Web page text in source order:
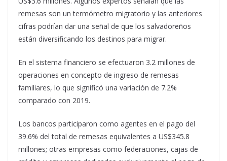
remesas son un termómetro migratorio y las anteriores
cifras podrían dar una señal de que los salvadoreños
están diversificando los destinos para migrar.
En el sistema financiero se efectuaron 3.2 millones de
operaciones en concepto de ingreso de remesas
familiares, lo que significó una variación de 7.2%
comparado con 2019.
Los bancos participaron como agentes en el pago del
39.6% del total de remesas equivalentes a US$345.8
millones; otras empresas como federaciones, cajas de